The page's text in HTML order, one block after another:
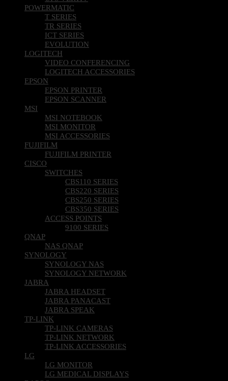
POWERMATIC
T SERIES
TR SERIES
ICT SERIES
EVOLUTION
LOGITECH
VIDEO CONFERENCING
LOGITECH ACCESSORIES
EPSON
EPSON PRINTER
EPSON SCANNER
MSI
MSI NOTEBOOK
MSI MONITOR
MSI ACCESSORIES
FUJIFILM
FUJIFILM PRINTER
CISCO
SWITCHES
CBS110 SERIES
CBS220 SERIES
CBS250 SERIES
CBS350 SERIES
ACCESS POINTS
9100 SERIES
QNAP
NAS QNAP
SYNOLOGY
SYNOLOGY NAS
SYNOLOGY NETWORK
JABRA
JABRA HEADSET
JABRA PANACAST
JABRA SPEAK
TP-LINK
TP-LINK CAMERAS
TP-LINK NETWORK
TP-LINK ACCESSORIES
LG
LG MONITOR
LG MEDICAL DISPLAYS